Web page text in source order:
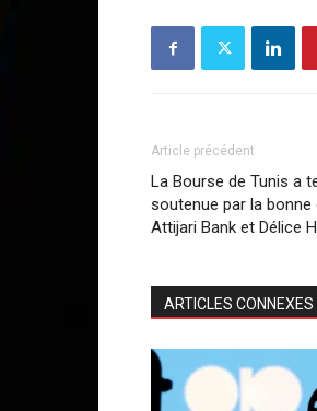
Article précédent
La Bourse de Tunis a
soutenue par la
Attijari Bank et Délice
ARTICLES CONNEXES